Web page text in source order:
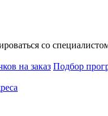
со
на заказ Подбор